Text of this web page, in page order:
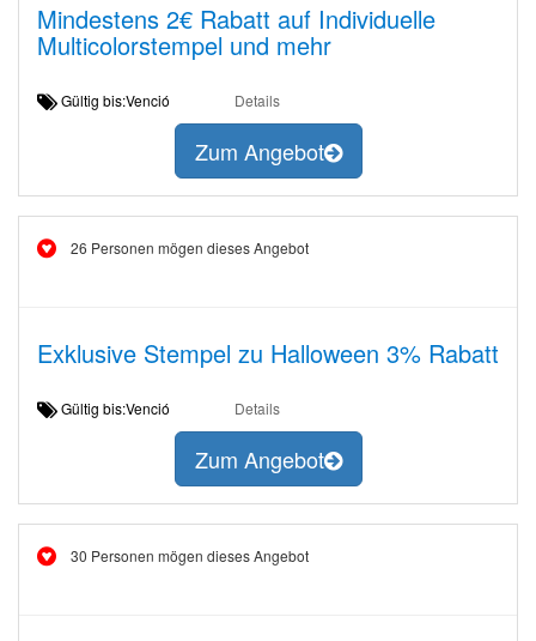
Mindestens 2€ Rabatt auf Individuelle
Multicolorstempel und mehr
Gültig bis:Venció Details
Zum Angebot
26 Personen mögen dieses Angebot
Exklusive Stempel zu Halloween 3% Rabatt
Gültig bis:Venció Details
Zum Angebot
30 Personen mögen dieses Angebot